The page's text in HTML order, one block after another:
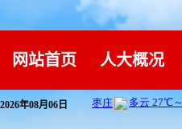
网站首页 人大概况
2026年08月06日